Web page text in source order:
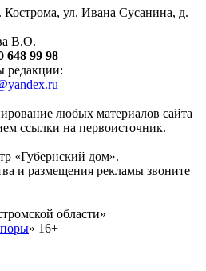
Кострома, ул. Ивана Сусанина, д.
В.О.
648 99 98
редакции:
любых материалов сайта
ссылки на первоисточник.
«Губернский дом».
и размещения рекламы звоните
области»
» 16+